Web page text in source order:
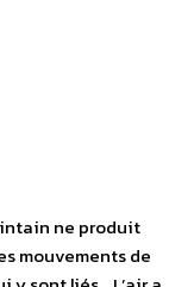
ne produit
mouvements de